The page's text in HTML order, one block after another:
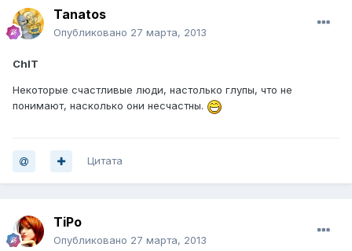
Tanatos
Опубликовано 27 марта, 2013
ChIT
Некоторые счастливые люди, настолько глупы, что не
понимают, насколько они несчастны.
Цитата
TiPo
Опубликовано 27 марта, 2013